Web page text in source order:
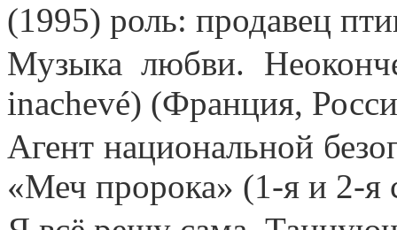
(1995) роль: продавец
Музыка любви.
inachevé) (Франция,
Агент национальной
«Меч пророка» (1-я и 2-я